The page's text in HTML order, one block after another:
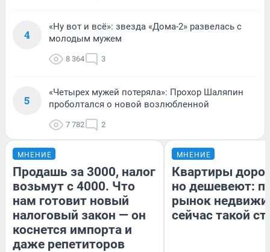
4
«Ну вот и всё»: звезда «Дома-2» развелась с
молодым мужем
8 364 3
5
«Четырех мужей потеряла»: Прохор Шаляпин
проболтался о новой возлюбленной
7 782 2
МНЕНИЕ
Продашь за 3000, налог
возьмут с 4000. Что
нам готовит новый
налоговый закон — он
коснется импорта и
даже репетиторов
МНЕНИЕ
Квартиры
но дешевеют:
рынок
сейчас такой